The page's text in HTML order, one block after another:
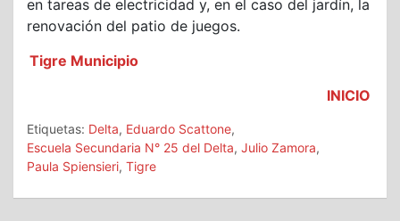
en tareas de electricidad y, en el caso del jardín, la
renovación del patio de juegos.
Tigre Municipio
INICIO
Etiquetas: Delta, Eduardo Scattone,
Escuela Secundaria N° 25 del Delta, Julio Zamora,
Paula Spiensieri, Tigre